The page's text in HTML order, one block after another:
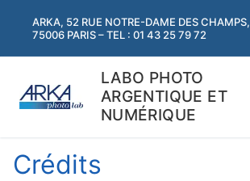
ARKA, 52 RUE NOTRE-DAME DES CHAMPS,
75006 PARIS – TEL : 01 43 25 79 72
LABO PHOTO
ARGENTIQUE ET
NUMÉRIQUE
Crédits